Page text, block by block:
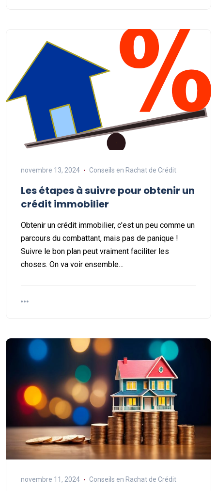
novembre 13, 2024 Conseils en Rachat de Crédit
Les étapes à suivre pour obtenir un
crédit immobilier
Obtenir un crédit immobilier, c'est un peu comme un
parcours du combattant, mais pas de panique !
Suivre le bon plan peut vraiment faciliter les
choses. On va voir ensemble…
novembre 11, 2024 Conseils en Rachat de Crédit